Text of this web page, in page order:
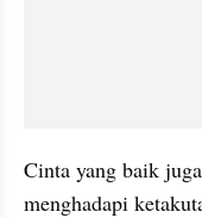
Cinta yang baik
menghadapi